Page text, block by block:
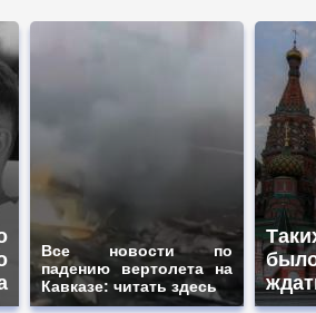
Все новости по
падению вертолета на
Кавказе: читать здесь